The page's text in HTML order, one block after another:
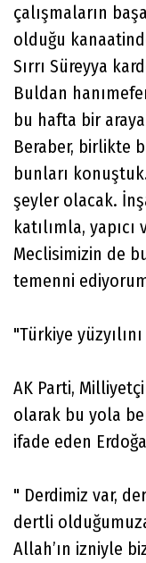
çalışmaların
olduğu
Sırrı Süreyya
Buldan
bu hafta bir
Beraber, birlikte
bunları
şeyler olacak.
katılımla,
Meclisimizin de
temenni
"Türkiye
AK Parti,
olarak bu yola
ifade eden
" Derdimiz var,
dertli
Allah’ın izniyle